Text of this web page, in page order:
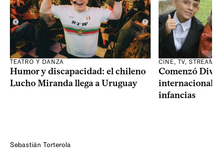
TEATRO Y DANZA
Humor y discapacidad: el chileno
Lucho Miranda llega a Uruguay
Sebastián Torterola
CINE, TV,
Comenzó
internacional
infancias